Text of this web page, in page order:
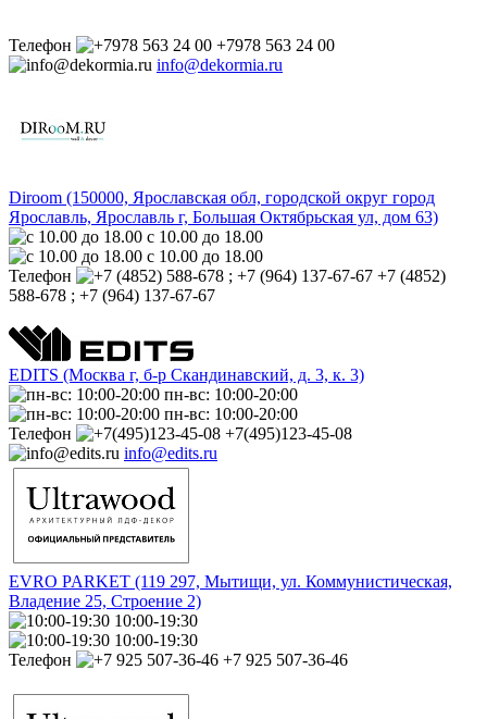
Телефон
+7978 563 24 00
info@dekormia.ru
Diroom (150000, Ярославская обл, городской округ город
Ярославль, Ярославль г, Большая Октябрьская ул, дом 63)
с 10.00 до 18.00
с 10.00 до 18.00
Телефон
+7 (4852)
588-678 ; +7 (964) 137-67-67
EDITS (Москва г, б-р Cкандинавский, д. 3, к. 3)
пн-вс: 10:00-20:00
пн-вс: 10:00-20:00
Телефон
+7(495)123-45-08
info@edits.ru
EVRO PARKET (119 297, Мытищи, ул. Коммунистическая,
Владение 25, Строение 2)
10:00-19:30
10:00-19:30
Телефон
+7 925 507-36-46